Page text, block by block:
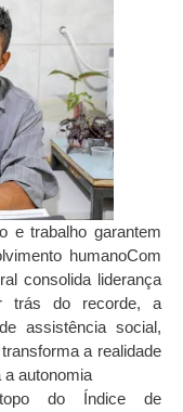
e trabalho garantem
humanoCom
consolida liderança
trás do recorde, a
assistência social,
a realidade
autonomia
do Índice de